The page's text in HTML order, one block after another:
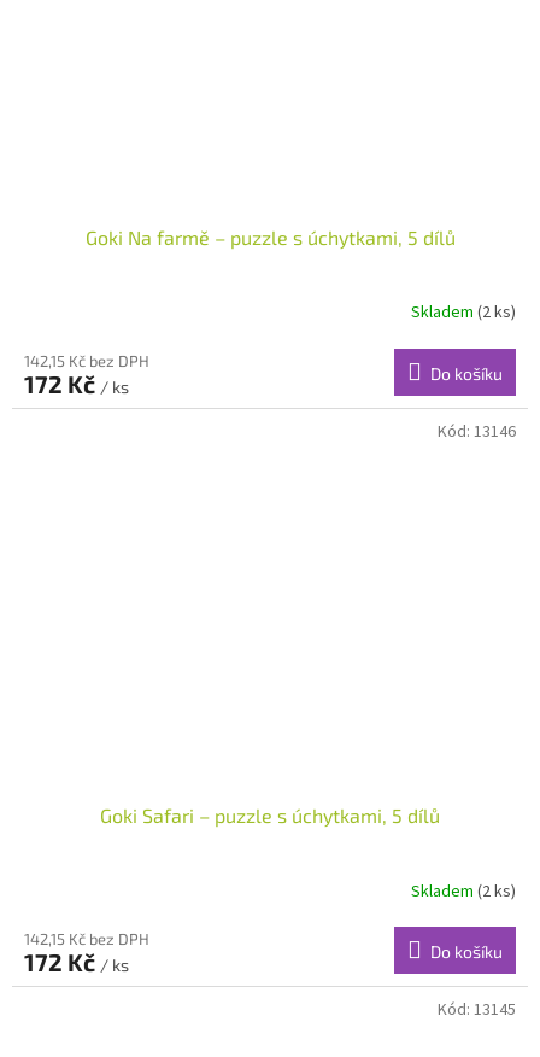
Goki Na farmě – puzzle s úchytkami, 5 dílů
Skladem (2 ks)
142,15 Kč bez DPH
172 Kč / ks
Do košíku
Goki Safari – puzzle s úchytkami, 5 dílů
Skladem (2 ks)
142,15 Kč bez DPH
172 Kč / ks
Do košíku
Kód: 13146
Kód: 13145